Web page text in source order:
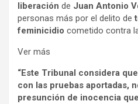
liberación de Juan Antonio
personas más por el delito de
feminicidio cometido contra
Ver más
“Este Tribunal considera
con las pruebas aportadas,
presunción de inocencia